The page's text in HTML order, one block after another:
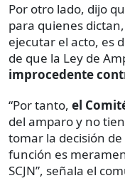
Por otro lado, dijo
para quienes
ejecutar el acto, es
de que la Ley de
improcedente
“Por tanto, el
del amparo y no
tomar la decisión
función es
SCJN”, señala el